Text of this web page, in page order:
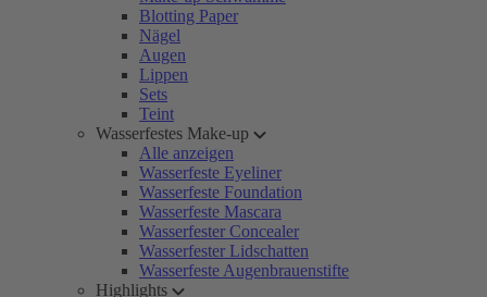
Blotting Paper
Nägel
Augen
Lippen
Sets
Teint
Wasserfestes Make-up
Alle anzeigen
Wasserfeste Eyeliner
Wasserfeste Foundation
Wasserfeste Mascara
Wasserfester Concealer
Wasserfester Lidschatten
Wasserfeste Augenbrauenstifte
Highlights